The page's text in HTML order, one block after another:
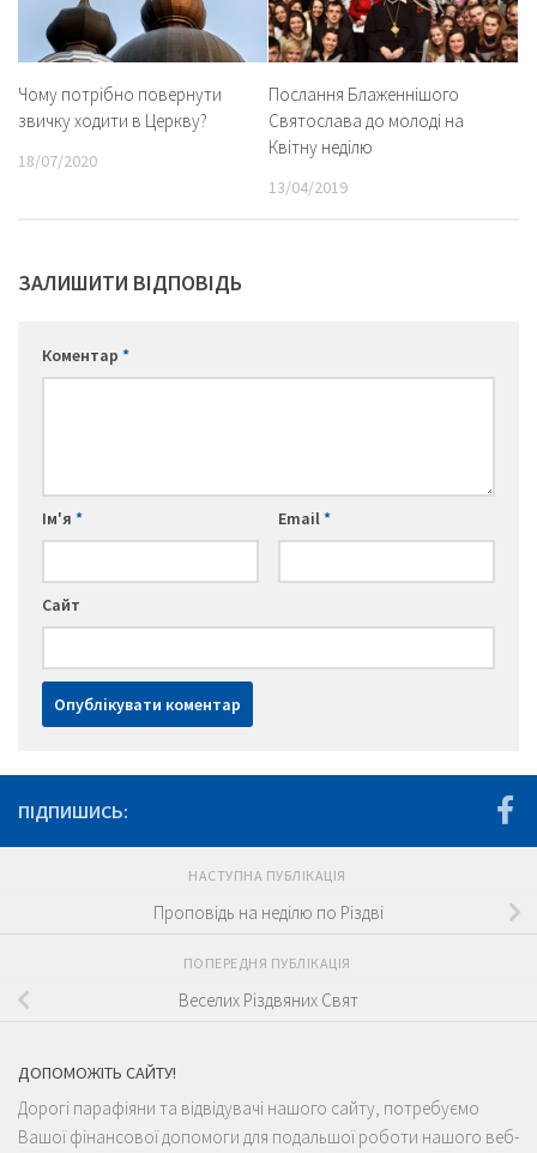
Чому потрібно повернути
звичку ходити в Церкву?
18/07/2020
Послання Блаженнішого
Святослава до молоді на
Квітну неділю
13/04/2019
ЗАЛИШИТИ ВІДПОВІДЬ
Коментар *
Ім'я * Email*
Сайт
ПІДПИШИСЬ:
НАСТУПНА ПУБЛІКАЦІЯ
Проповідь на неділю по Різдві
ПОПЕРЕДНЯ ПУБЛІКАЦІЯ
Веселих Різдвяних Свят
ДОПОМОЖІТЬ САЙТУ!
Дорогі парафіяни та відвідувачі нашого сайту, потребуємо
Вашої фінансової допомоги для подальшої роботи нашого веб-